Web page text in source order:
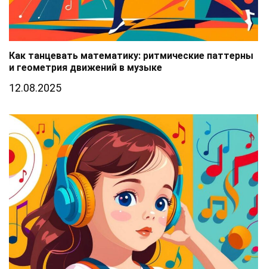
Как танцевать математику: ритмические паттерны
и геометрия движений в музыке
12.08.2025